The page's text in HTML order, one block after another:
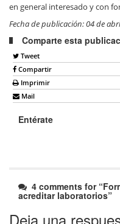
en general interesado y con
Fecha de publicación: 04 de
Comparte esta
Tweet
Compartir
Imprimir
Mail
Entérate
4 comments for “
acreditar laboratorios”
Deja una